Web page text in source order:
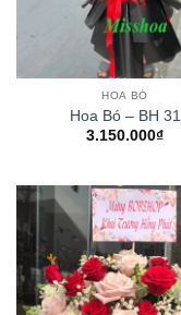
HOA BÓ
Hoa Bó – BH 31
3.150.000₫